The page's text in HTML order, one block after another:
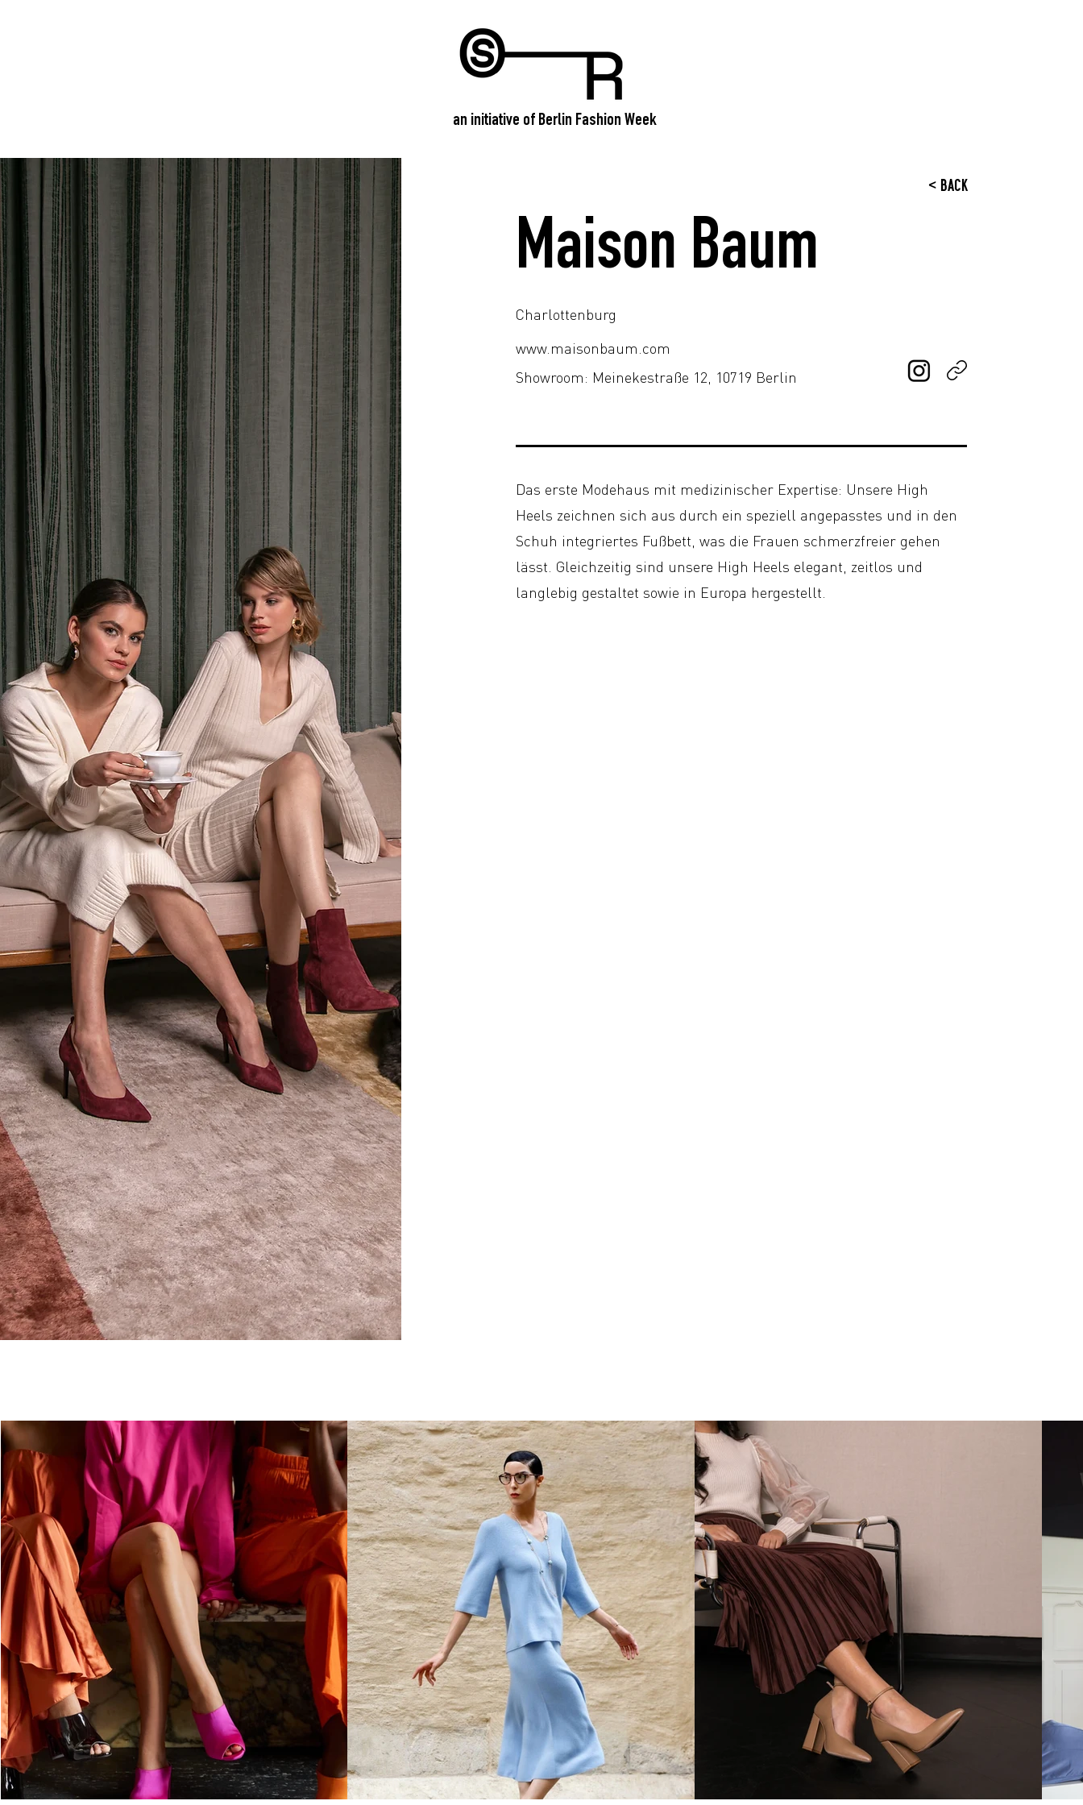
an initiative of Berlin Fashion Week
< BACK
Maison Baum
Charlottenburg
www.maisonbaum.com
Showroom: Meinekestraße 12, 10719 Berlin
Das erste Modehaus mit medizinischer Expertise: Unsere High
Heels zeichnen sich aus durch ein speziell angepasstes und in den
Schuh integriertes Fußbett, was die Frauen schmerzfreier gehen
lässt. Gleichzeitig sind unsere High Heels elegant, zeitlos und
langlebig gestaltet sowie in Europa hergestellt.